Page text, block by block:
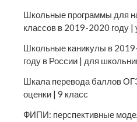
Школьные программы для
классов в 2019-2020 году |
Школьные каникулы в
году в России | для
Шкала перевода баллов
оценки | 9 класс
ФИПИ: перспективные